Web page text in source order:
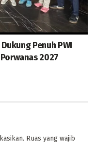
Penuh PWI
2027
Ruas yang wajib